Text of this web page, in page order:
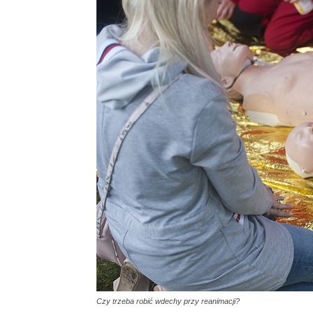
Czy trzeba robić wdechy przy reanimacji?